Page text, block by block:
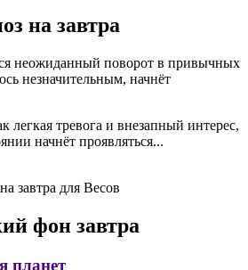
на завтра
неожиданный поворот в привычных
незначительным, начнёт
легкая тревога и внезапный интерес,
начнёт проявляться...
завтра для Весов
фон завтра
планет